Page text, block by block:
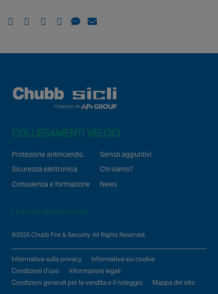
COLLEGAMENTI VELOCI
Protezione antincendio
Sicurezza elettronica
Consulenza e formazione
Servizi aggiuntivi
Chi siamo?
News
Le nostre sedi nel mondo
©2026 Chubb Fire & Security. All Rights Reserved.
Informativa sulla privacy
Informativa sui cookie
Condizioni d’uso
Informazioni legali
Condizioni generali per la vendita e il noleggio
Mappa del sito